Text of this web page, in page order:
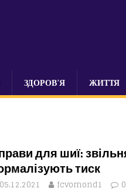
ЗДОРОВ’Я ЖИТТЯ
для шиї:
тиск
05.12.2021 fcvomond1 0